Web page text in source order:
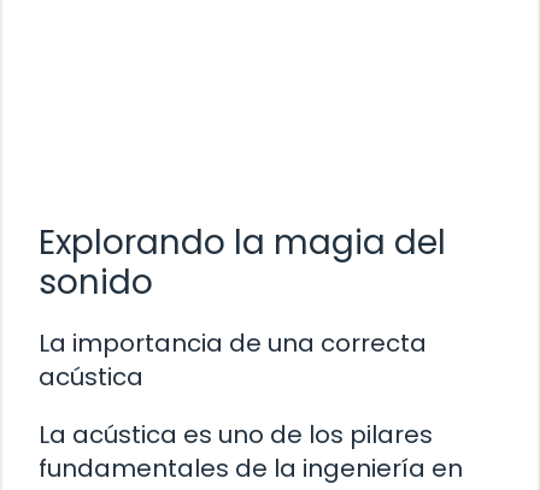
Explorando la magia del
sonido
La importancia de una correcta
acústica
La acústica es uno de los pilares
fundamentales de la ingeniería en